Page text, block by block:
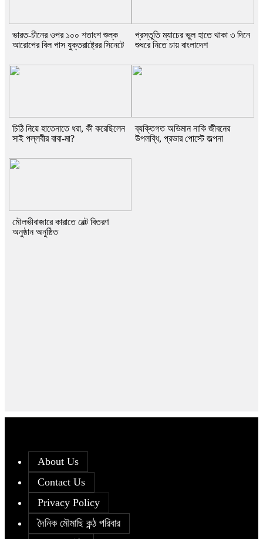
ভারত-চীনের ওপর ১০০ শতাংশ শুল্ক
আরোপের বিল পাস যুক্তরাষ্ট্রের সিনেটে
প্রস্তুতি ম্যাচের ভুল হাতে থাকা ৩ দিনে
শুধরে নিতে চায় বাংলাদেশ
চিঠি নিয়ে হাতেনাতে ধরা, কী করেছিলেন
সাই পল্লবীর বাবা-মা?
ব্যক্তিগত অভিমান নাকি জীবনের
উপলব্ধি, প্রভার পোস্টে জল্পনা
মৌলভীবাজারে কারাতে বেল্ট বিতরণ
অনুষ্ঠান অনুষ্ঠিত
About Us
Contact Us
Privacy Policy
দৈনিক মৌমাছি কন্ঠ পরিবার